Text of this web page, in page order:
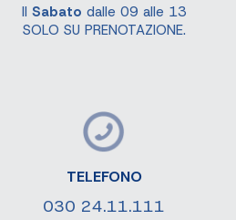
Il Sabato dalle 09 alle 13
SOLO SU PRENOTAZIONE.
TELEFONO
030 24.11.111